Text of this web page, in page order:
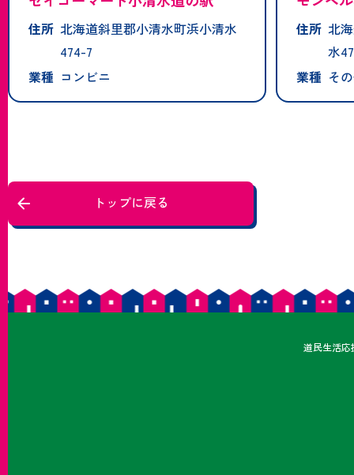
住所 北海道斜里郡小清水町浜小清水
474-7
業種 コンビニ
住所 北
水
業種 そ
トップに戻る
道民どうみ
生活応